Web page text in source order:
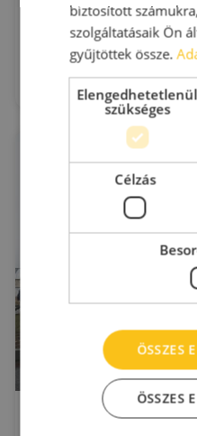
Budaörs
Gyár u. 2. (BITEP Ipari Park)
Kiadó raktár : 50 - 900 m
2
Bérleti díj: 4 - 6.5 €/m2
biztosított
szolgáltatásaik Ön
gyűjtöttek össze.
Elengedhetetlenül
szükséges
Célzás
ÖSSZES
ÖSSZES